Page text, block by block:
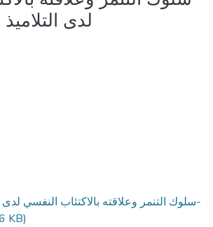
لدى
سلوك التنمر وعلاقته بالاكتئاب النفسي لدى
KB)